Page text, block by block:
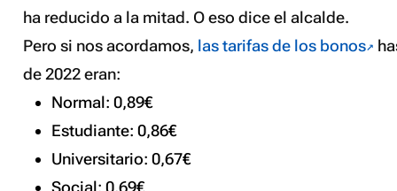
ha reducido a la mitad. O eso dice el alcalde.
Pero si nos acordamos, las tarifas de los bonos
de 2022 eran:
Normal: 0,89€
Estudiante: 0,86€
Universitario: 0,67€
Social: 0,69€